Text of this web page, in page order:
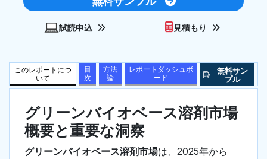
試読申込 見積もり
このレポートにつ
いて
目
次
方法
論
レポートダッシュボ
ード
無料サン
プル
グリーンバイオベース溶剤市場
概要と重要な洞察
グリーンバイオベース溶剤市場は、2025年から